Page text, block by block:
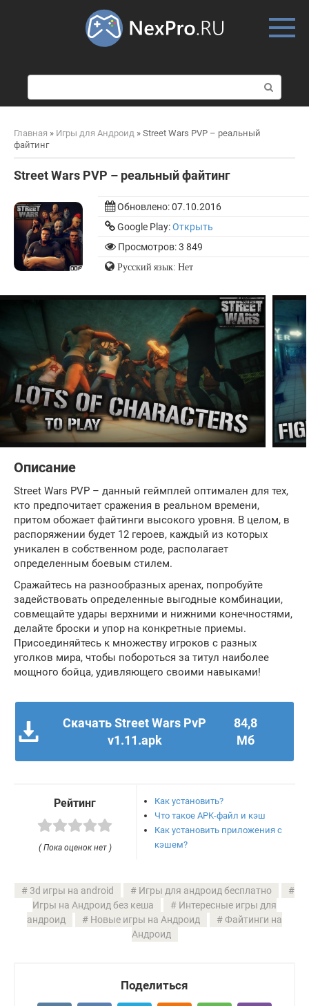
о
и
к
Главная » Игры для Андроид » Street Wars PVP – реальный
файтинг
Street Wars PVP – реальный файтинг
Обновлено:07.10.2016
Google Play:Открыть
Просмотров: 3 849
Русский язык: Нет
Описание
Street Wars PVP – данный геймплей оптимален для тех,
кто предпочитает сражения в реальном времени,
притом обожает файтинги высокого уровня. В целом, в
распоряжении будет 12 героев, каждый из которых
уникален в собственном роде, располагает
определенным боевым стилем.
Сражайтесь на разнообразных аренах, попробуйте
задействовать определенные выгодные комбинации,
совмещайте удары верхними и нижними конечностями,
делайте броски и упор на конкретные приемы.
Присоединяйтесь к множеству игроков с разных
уголков мира, чтобы побороться за титул наиболее
мощного бойца, удивляющего своими навыками!
Скачать Street Wars PvP
v1.11.apk
84,8
Мб
Рейтинг
( Пока оценок нет )
Как установить?
Что такое APK-файл и кэш
Как установить приложения с
кэшем?
3d игры на android
Игры для андроид бесплатно
Игры на Андроид без кеша
Интересные игры для
андроид
Новые игры на Андроид
Файтинги на
Андроид
Поделиться